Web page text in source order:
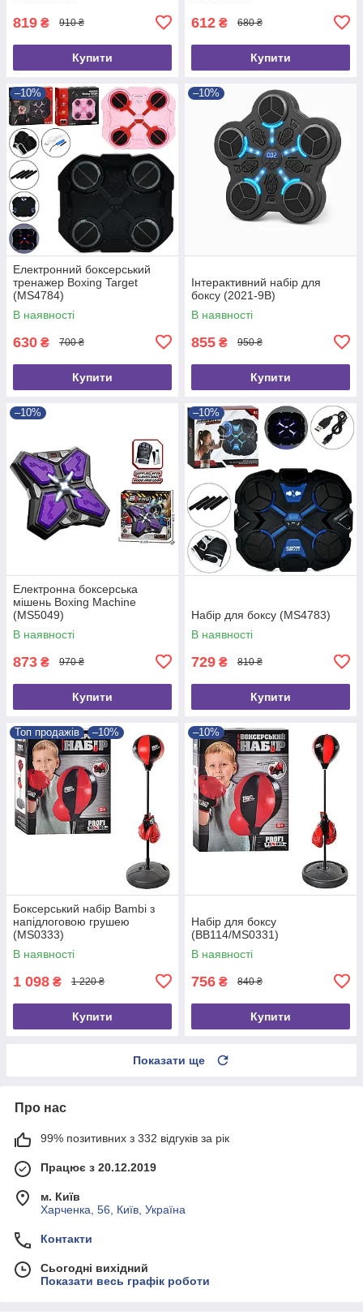
819 ₴ 910 ₴
Купити
612 ₴ 680 ₴
Купити
–10%
Електронний боксерський
тренажер Boxing Target
(MS4784)
В наявності
630 ₴ 700 ₴
Купити
–10%
Інтерактивний набір для
боксу (2021-9B)
В наявності
855 ₴ 950 ₴
Купити
–10%
Електронна боксерська
мішень Boxing Machine
(MS5049)
В наявності
873 ₴ 970 ₴
Купити
–10%
Набір для боксу (MS4783)
В наявності
729 ₴ 810 ₴
Купити
Топ продажів –10%
Боксерський набір Bambi з
напідлоговою грушею
(MS0333)
В наявності
1 098 ₴ 1 220 ₴
Купити
–10%
Набір для боксу
(BB114/MS0331)
В наявності
756 ₴ 840 ₴
Купити
Показати ще
Про нас
99% позитивних з 332 відгуків за рік
Працює з 20.12.2019
м. Київ
Харченка, 56, Київ, Україна
Контакти
Сьогодні вихідний
Показати весь графік роботи